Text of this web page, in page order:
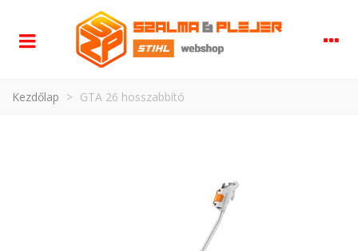
Kezdőlap > GTA 26 hosszabbító